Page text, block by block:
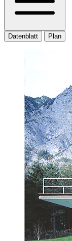
Datenblatt Plan